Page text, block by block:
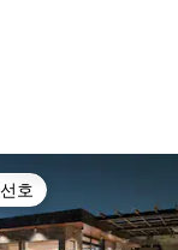
21개
선호
호